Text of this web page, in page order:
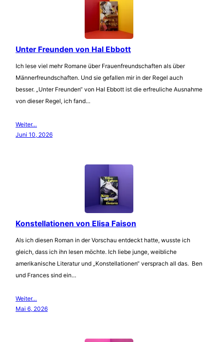
Unter Freunden von Hal Ebbott
Ich lese viel mehr Romane über Frauenfreundschaften als über
Männerfreundschaften. Und sie gefallen mir in der Regel auch
besser. „Unter Freunden“ von Hal Ebbott ist die erfreuliche Ausnahme
von dieser Regel, ich fand…
Weiter…
Juni 10, 2026
Konstellationen von Elisa Faison
Als ich diesen Roman in der Vorschau entdeckt hatte, wusste ich
gleich, dass ich ihn lesen möchte. Ich liebe junge, weibliche
amerikanische Literatur und „Konstellationen“ versprach all das. Ben
und Frances sind ein…
Weiter…
Mai 6, 2026